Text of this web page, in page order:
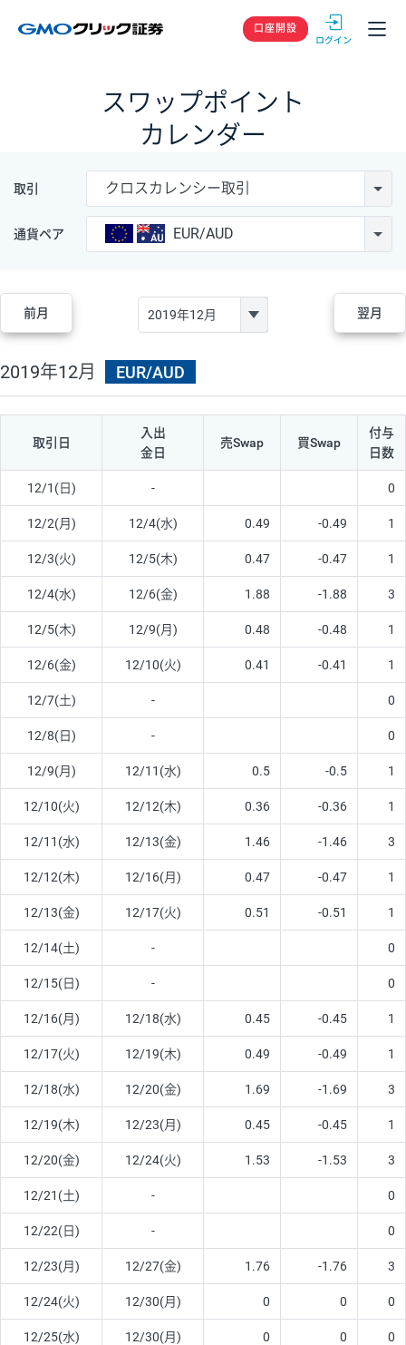
GMOクリック
口座開設
スワップポイント
カレンダー
取引 クロスカレンシー取引
通貨ペア EUR/AUD
前月 翌月
2019年12月 EUR/AUD
取引日
入出
金日
売Swap 買Swap
付与
日数
12/1(日) - 0
12/2(月) 12/4(水) 0.49 -0.49 1
12/3(火) 12/5(木) 0.47 -0.47 1
12/4(水) 12/6(金) 1.88 -1.88 3
12/5(木) 12/9(月) 0.48 -0.48 1
12/6(金) 12/10(火) 0.41 -0.41 1
12/7(土) - 0
12/8(日) - 0
12/9(月) 12/11(水) 0.5 -0.5 1
12/10(火) 12/12(木) 0.36 -0.36 1
12/11(水) 12/13(金) 1.46 -1.46 3
12/12(木) 12/16(月) 0.47 -0.47 1
12/13(金) 12/17(火) 0.51 -0.51 1
12/14(土) - 0
12/15(日) - 0
12/16(月) 12/18(水) 0.45 -0.45 1
12/17(火) 12/19(木) 0.49 -0.49 1
12/18(水) 12/20(金) 1.69 -1.69 3
12/19(木) 12/23(月) 0.45 -0.45 1
12/20(金) 12/24(火) 1.53 -1.53 3
12/21(土) - 0
12/22(日) - 0
12/23(月) 12/27(金) 1.76 -1.76 3
12/24(火) 12/30(月) 0 0 0
12/25(水) 12/30(月) 0 0 0